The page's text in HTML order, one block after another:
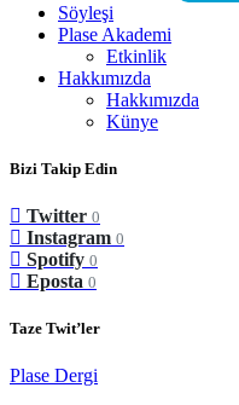
Söyleşi
Plase Akademi
Etkinlik
Hakkımızda
Hakkımızda
Künye
Bizi Takip Edin
Twitter 0
Instagram 0
Spotify 0
Eposta 0
Taze Twit’ler
Plase Dergi